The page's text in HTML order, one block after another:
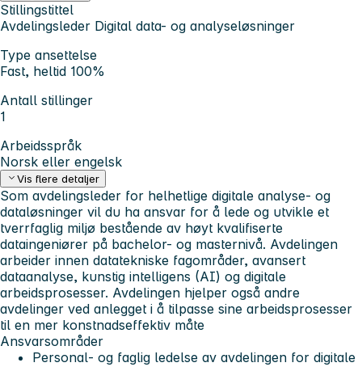
Stillingstittel
Avdelingsleder Digital data- og analyseløsninger
Type ansettelse
Fast, heltid 100%
Antall stillinger
1
Arbeidsspråk
Norsk eller engelsk
Vis flere detaljer
Som avdelingsleder for helhetlige digitale analyse- og
dataløsninger vil du ha ansvar for å lede og utvikle et
tverrfaglig miljø bestående av høyt kvalifiserte
dataingeniører på bachelor- og masternivå. Avdelingen
arbeider innen datatekniske fagområder, avansert
dataanalyse, kunstig intelligens (AI) og digitale
arbeidsprosesser. Avdelingen hjelper også andre
avdelinger ved anlegget i å tilpasse sine arbeidsprosesser
til en mer konstnadseffektiv måte
Ansvarsområder
Personal- og faglig ledelse av avdelingen for digitale